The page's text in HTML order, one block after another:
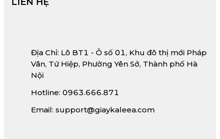
Địa Chỉ: Lô BT1 - Ô số 01, Khu đô thị mới Pháp
Vân, Tứ Hiệp, Phường Yên Sở, Thành phố Hà
Nội
Hotline: 0963.666.871
Email: support@giaykaleea.com